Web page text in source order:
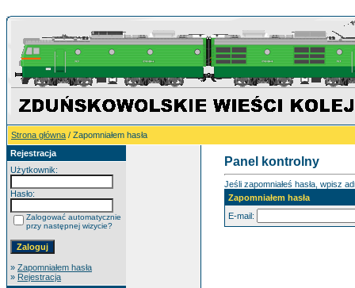
Strona główna / Zapomniałem hasła
Rejestracja
Użytkownik:
Hasło:
Zalogować automatycznie
przy następnej wizycie?
» Zapomniałem hasła
» Rejestracja
Panel kontrolny
Jeśli zapomniałeś hasła, wpisz
Zapomniałem hasła
E-mail: